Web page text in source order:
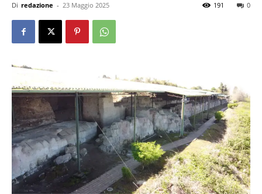
Di redazione - 23 Maggio 2025 0
191